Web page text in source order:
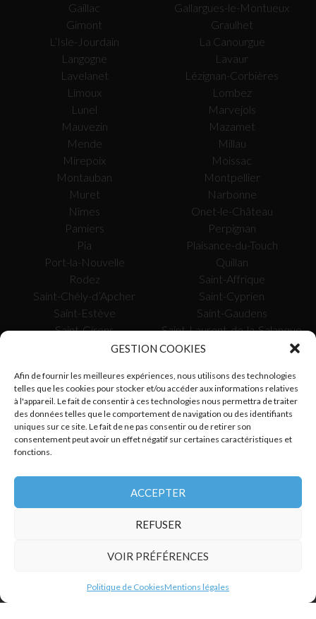
GESTION COOKIES
Afin de fournir les meilleures expériences, nous utilisons des technologies
telles que les cookies pour stocker et/ou accéder aux informations relatives
à l'appareil. Le fait de consentir à ces technologies nous permettra de traiter
des données telles que le comportement de navigation ou des identifiants
uniques sur ce site. Le fait de ne pas consentir ou de retirer son
consentement peut avoir un effet négatif sur certaines caractéristiques et
fonctions.
ACCEPTER
REFUSER
VOIR PRÉFÉRENCES
Politique de CookiesMentions légales
Gaillac
Gallargues-le-Montueux
Gimont
Graulhet
L’Isle-Jourdain
La Canourgue
Langogne
Lavaur
Lavelanet
Lézignan-Corbières
Limoux
Lombez
Lunel
Marvejols
Mauvezin
Mazamet
Mende
Millau
Mirepoix
Moissac
Montauban
Montpellier
Muret
Narbonne
Nîmes
Onet-le-Château
Pamiers
Perpignan
Pia
Plaisance-du-Touch
Port-la-Nouvelle
Quillan
Rodez
Saint-Affrique
Saint-Chély-d’Apcher
Saint-Cyprien
Saint-Estève
Saint-Gaudens
Saint-Girons
Saint-Laurent-de-la-Salanque
Toulouse
Tournefeuille
Uzès
Valence-d’Agen
Vauvert
Verdun-sur-Garonne
Vergèze
Villefranche-de-Rouergue
SUIVEZ-NOUS